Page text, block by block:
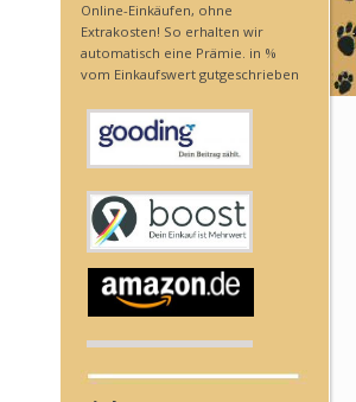
Online-Einkäufen, ohne
Extrakosten! So erhalten wir
automatisch eine Prämie. in %
vom Einkaufswert gutgeschrieben